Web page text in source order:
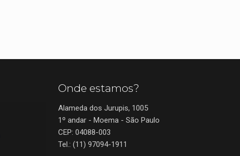
Onde estamos?
Alameda dos Jurupis, 1005
1º andar - Moema - São Paulo
CEP: 04088-003
Tel.: (11) 97094-1911